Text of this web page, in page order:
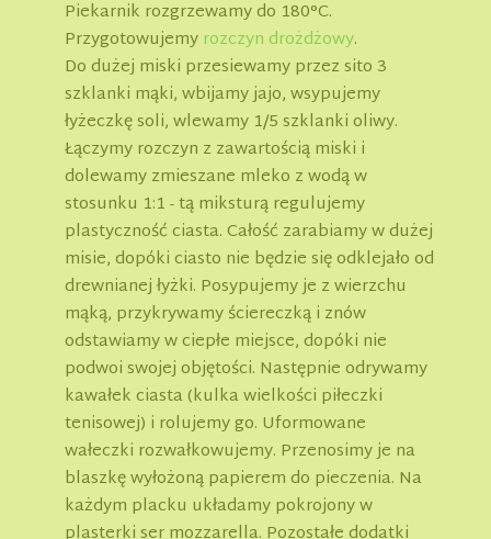
Piekarnik rozgrzewamy do 180°C.
Przygotowujemy rozczyn drożdżowy.
Do dużej miski przesiewamy przez sito 3
szklanki mąki, wbijamy jajo, wsypujemy
łyżeczkę soli, wlewamy 1/5 szklanki oliwy.
Łączymy rozczyn z zawartością miski i
dolewamy zmieszane mleko z wodą w
stosunku 1:1 - tą miksturą regulujemy
plastyczność ciasta. Całość zarabiamy w dużej
misie, dopóki ciasto nie będzie się odklejało od
drewnianej łyżki. Posypujemy je z wierzchu
mąką, przykrywamy ściereczką i znów
odstawiamy w ciepłe miejsce, dopóki nie
podwoi swojej objętości. Następnie odrywamy
kawałek ciasta (kulka wielkości piłeczki
tenisowej) i rolujemy go. Uformowane
wałeczki rozwałkowujemy. Przenosimy je na
blaszkę wyłożoną papierem do pieczenia. Na
każdym placku układamy pokrojony w